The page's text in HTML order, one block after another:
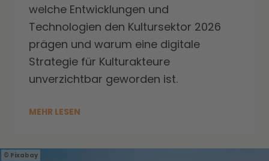
welche Entwicklungen und
Technologien den Kultursektor 2026
prägen und warum eine digitale
Strategie für Kulturakteure
unverzichtbar geworden ist.
MEHR LESEN
Pixabay